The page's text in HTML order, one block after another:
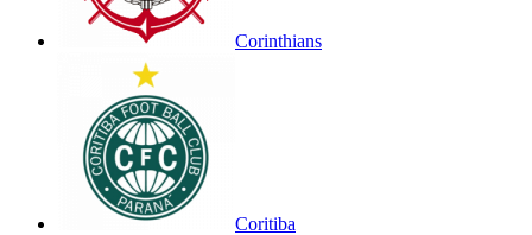
Corinthians
Coritiba